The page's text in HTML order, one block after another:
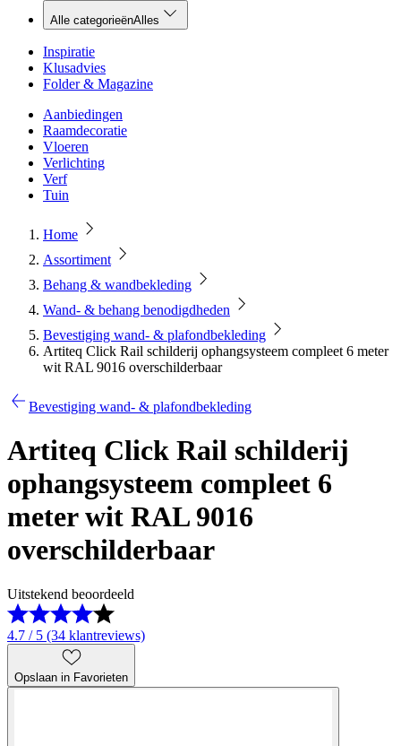
Alle categorieënAlles
Inspiratie
Klusadvies
Folder & Magazine
Aanbiedingen
Raamdecoratie
Vloeren
Verlichting
Verf
Tuin
Home
Assortiment
Behang & wandbekleding
Wand- & behang benodigdheden
Bevestiging wand- & plafondbekleding
Artiteq Click Rail schilderij ophangsysteem compleet 6 meter
wit RAL 9016 overschilderbaar
Bevestiging wand- & plafondbekleding
Artiteq Click Rail schilderij
ophangsysteem compleet 6
meter wit RAL 9016
overschilderbaar
Uitstekend beoordeeld
4.7 / 5 (34 klantreviews)
Opslaan in Favorieten